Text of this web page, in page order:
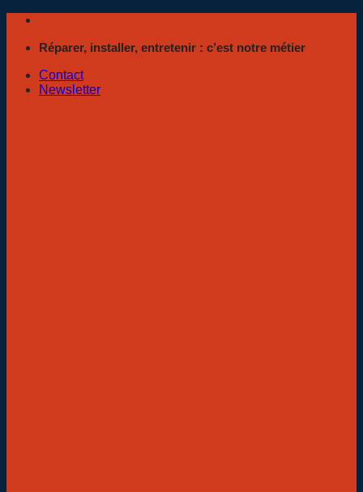
Passer
contenuRéparer, installer, entretenir : c’est notre métier
Contact
Newsletter